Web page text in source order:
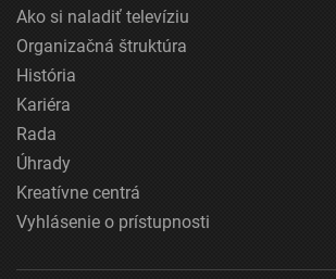
Ako si naladiť televíziu
Organizačná štruktúra
História
Kariéra
Rada
Úhrady
Kreatívne centrá
Vyhlásenie o prístupnosti